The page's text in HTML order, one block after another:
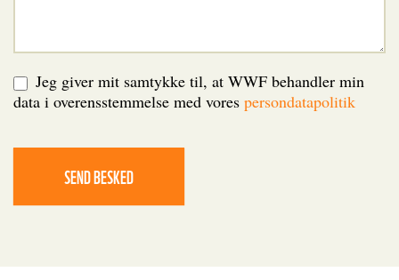
Jeg giver mit samtykke til, at WWF behandler min
data i overensstemmelse med vores persondatapolitik
SEND BESKED